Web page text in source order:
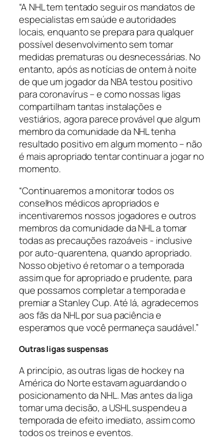
“A NHL tem tentado seguir os mandatos de
especialistas em saúde e autoridades
locais, enquanto se prepara para qualquer
possível desenvolvimento sem tomar
medidas prematuras ou desnecessárias. No
entanto, após as notícias de ontem à noite
de que um jogador da NBA testou positivo
para coronavírus – e como nossas ligas
compartilham tantas instalações e
vestiários, agora parece provável que algum
membro da comunidade da NHL tenha
resultado positivo em algum momento – não
é mais apropriado tentar continuar a jogar no
momento.
“Continuaremos a monitorar todos os
conselhos médicos apropriados e
incentivaremos nossos jogadores e outros
membros da comunidade da NHL a tomar
todas as precauções razoáveis ​​- inclusive
por auto-quarentena, quando apropriado.
Nosso objetivo é retomar o a temporada
assim que for apropriado e prudente, para
que possamos completar a temporada e
premiar a Stanley Cup. Até lá, agradecemos
aos fãs da NHL por sua paciência e
esperamos que você permaneça saudável.”
Outras ligas suspensas
A princípio, as outras ligas de hockey na
América do Norte estavam aguardando o
posicionamento da NHL. Mas antes da liga
tomar uma decisão, a USHL suspendeu a
temporada de efeito imediato, assim como
todos os treinos e eventos.